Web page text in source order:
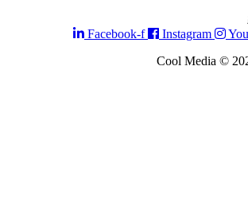
Facebook-f
Instagram